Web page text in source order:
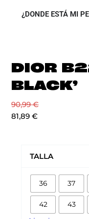
OPEN ZAPATILLAS
¿DONDE ESTÁ MI
DIOR
BLACK’
90,99€
81,89 €
TALLA
36 37
42 43
B22
BLACK'
cantidad